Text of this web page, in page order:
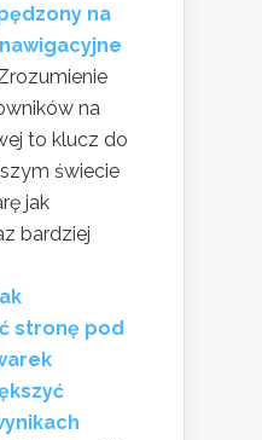
na
na
to klucz do
świecie
jak
bardziej
stronę pod